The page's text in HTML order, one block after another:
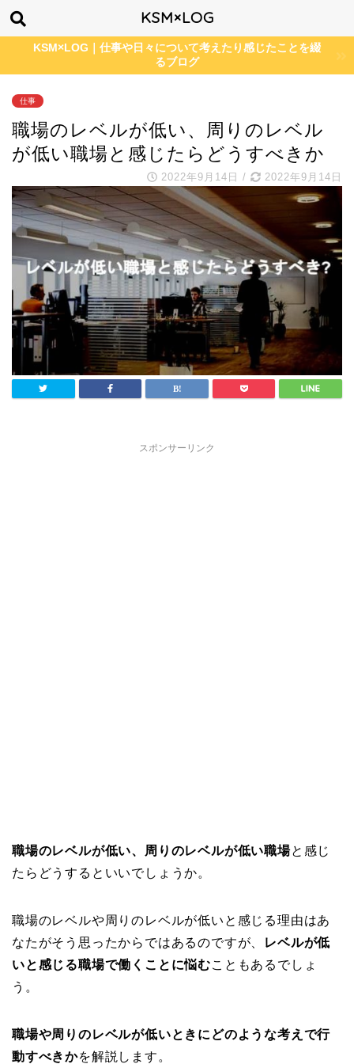
KSM×LOG
KSM×LOG｜仕事や日々について考えたり感じたことを綴
るブログ
仕事
職場のレベルが低い、周りのレベル
が低い職場と感じたらどうすべきか
2022年9月14日 / 2022年9月14日
スポンサーリンク
職場のレベルが低い、周りのレベルが低い職場と感じ
たらどうするといいでしょうか。
職場のレベルや周りのレベルが低いと感じる理由はあ
なたがそう思ったからではあるのですが、
レベルが低
いと感じる職場で働くことに悩むこともあるでしょ
う。
職場や周りのレベルが低いときにどのような考えで行
動すべきかを解説します。